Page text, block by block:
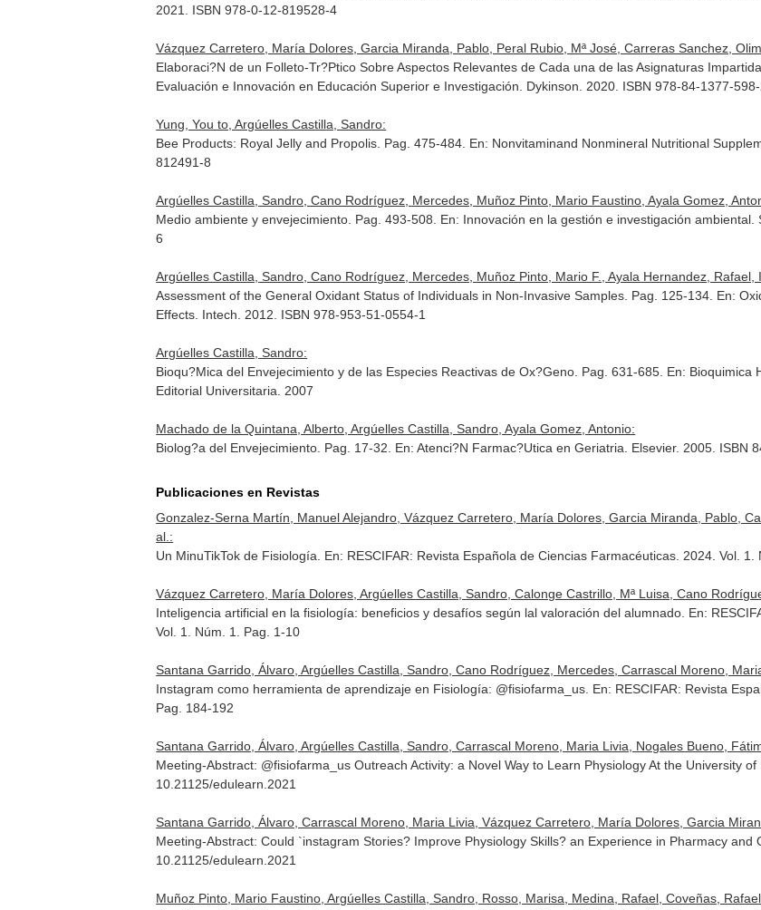
2021. ISBN 978-0-12-819528-4
Vázquez Carretero, María Dolores, Garcia Miranda, Pablo, Peral Rubio, Mª José, Carreras Sanchez,
Elaboraci?N de un Folleto-Tr?Ptico Sobre Aspectos Relevantes de Cada una de las Asignaturas
Evaluación e Innovación en Educación Superior e Investigación . Dykinson. 2020. ISBN 978-84-1377-
Yung, You to, Argúelles Castilla, Sandro:
Bee Products: Royal Jelly and Propolis. Pag. 475-484. En: Nonvitaminand Nonmineral Nutritional
812491-8
Argúelles Castilla, Sandro, Cano Rodríguez, Mercedes, Muñoz Pinto, Mario Faustino, Ayala Gomez,
Medio ambiente y envejecimiento. Pag. 493-508. En: Innovación en la gestión e investigación ambiental
6
Argúelles Castilla, Sandro, Cano Rodríguez, Mercedes, Muñoz Pinto, Mario F., Ayala Hernandez, Rafael,
Assessment of the General Oxidant Status of Individuals in Non-Invasive Samples. Pag. 125-134. En:
Effects . Intech. 2012. ISBN 978-953-51-0554-1
Argúelles Castilla, Sandro:
Bioqu?Mica del Envejecimiento y de las Especies Reactivas de Ox?Geno. Pag. 631-685. En: Bioquimica
Editorial Universitaria. 2007
Machado de la Quintana, Alberto, Argúelles Castilla, Sandro, Ayala Gomez, Antonio:
Biolog?a del Envejecimiento. Pag. 17-32. En: Atenci?N Farmac?Utica en Geriatria . Elsevier. 2005. ISBN
Publicaciones en Revistas
Gonzalez-Serna Martín, Manuel Alejandro, Vázquez Carretero, María Dolores, Garcia Miranda, Pablo,
al.:
Un MinuTikTok de Fisiología. En: RESCIFAR: Revista Española de Ciencias Farmacéuticas . 2024. Vol.
Vázquez Carretero, María Dolores, Argúelles Castilla, Sandro, Calonge Castrillo, Mª Luisa, Cano
Inteligencia artificial en la fisiología: beneficios y desafíos según lal valoración del alumnado. En:
Vol. 1. Núm. 1. Pag. 1-10
Santana Garrido, Álvaro, Argúelles Castilla, Sandro, Cano Rodríguez, Mercedes, Carrascal Moreno,
Instagram como herramienta de aprendizaje en Fisiología: @fisiofarma_us. En: RESCIFAR: Revista
Pag. 184-192
Santana Garrido, Álvaro, Argúelles Castilla, Sandro, Carrascal Moreno, Maria Livia, Nogales Bueno,
Meeting-Abstract: @fisiofarma_us Outreach Activity: a Novel Way to Learn Physiology At the University of
10.21125/edulearn.2021
Santana Garrido, Álvaro, Carrascal Moreno, Maria Livia, Vázquez Carretero, María Dolores, Garcia
Meeting-Abstract: Could `instagram Stories? Improve Physiology Skills? an Experience in Pharmacy and
10.21125/edulearn.2021
Muñoz Pinto, Mario Faustino, Argúelles Castilla, Sandro, Rosso, Marisa, Medina, Rafael, Coveñas,